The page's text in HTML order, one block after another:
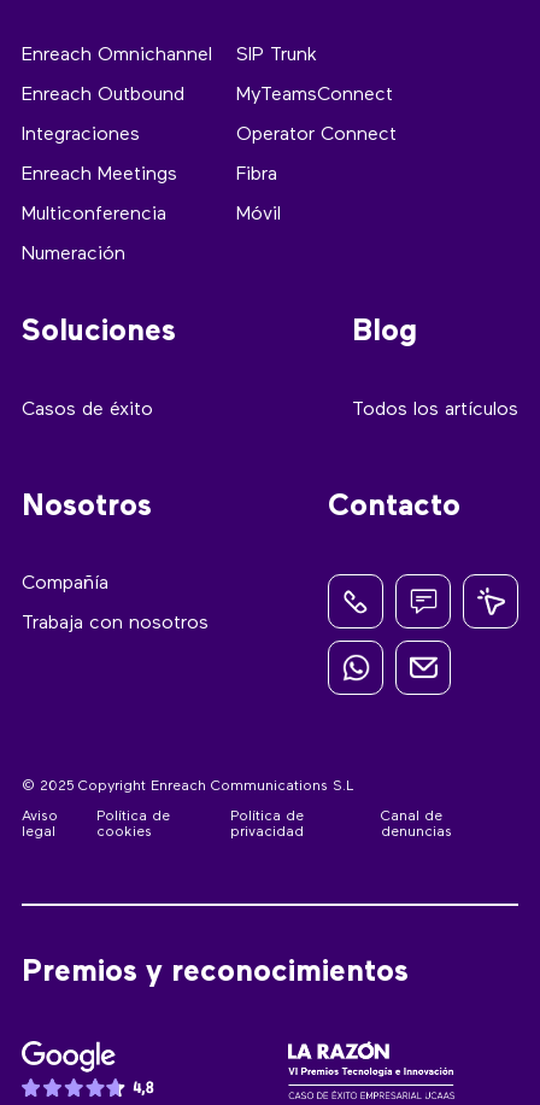
Enreach Omnichannel
Enreach Outbound
Integraciones
Enreach Meetings
Multiconferencia
Numeración
SIP Trunk
MyTeamsConnect
Operator Connect
Fibra
Móvil
Soluciones
Casos de éxito
Blog
Todos los artículos
Nosotros
Compañía
Trabaja con nosotros
Contacto
© 2025 Copyright Enreach Communications S.L
Aviso
legal
Política de
cookies
Política de
privacidad
Canal de
denuncias
Premios y reconocimientos